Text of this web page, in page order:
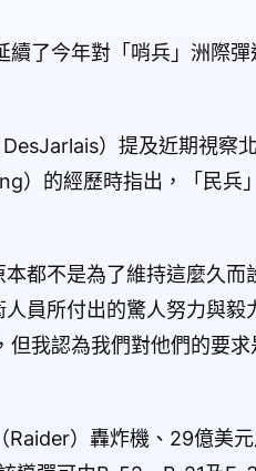
了今年對「哨兵」洲際
）提及近期視察
）的經歷時指出，「民兵
都不是為了維持這麼久而
員所付出的驚人努力與毅
我認為我們對他們的要
Raider）轟炸機、29億美